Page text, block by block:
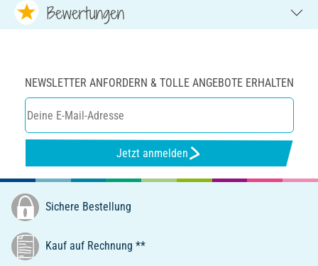
Bewertungen
NEWSLETTER ANFORDERN & TOLLE ANGEBOTE ERHALTEN
Jetzt anmelden
Sichere Bestellung
Kauf auf Rechnung **